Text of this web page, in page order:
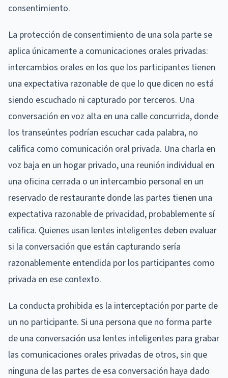
consentimiento.
La protección de consentimiento de una sola parte se
aplica únicamente a comunicaciones orales privadas:
intercambios orales en los que los participantes tienen
una expectativa razonable de que lo que dicen no está
siendo escuchado ni capturado por terceros. Una
conversación en voz alta en una calle concurrida, donde
los transeúntes podrían escuchar cada palabra, no
califica como comunicación oral privada. Una charla en
voz baja en un hogar privado, una reunión individual en
una oficina cerrada o un intercambio personal en un
reservado de restaurante donde las partes tienen una
expectativa razonable de privacidad, probablemente sí
califica. Quienes usan lentes inteligentes deben evaluar
si la conversación que están capturando sería
razonablemente entendida por los participantes como
privada en ese contexto.
La conducta prohibida es la interceptación por parte de
un no participante. Si una persona que no forma parte
de una conversación usa lentes inteligentes para grabar
las comunicaciones orales privadas de otros, sin que
ninguna de las partes de esa conversación haya dado